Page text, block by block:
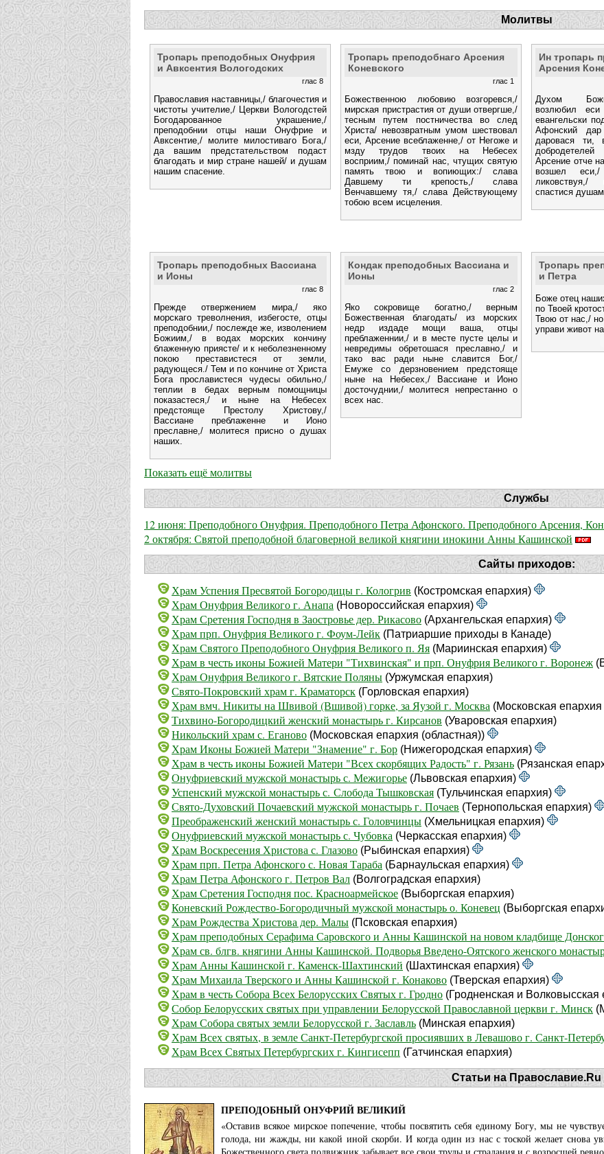
Молитвы
Тропарь преподобных Онуфрия
и Авксентия Вологодских
глас 8
Православия наставницы,/ благочестия и
чистоты учителие,/ Церкви Вологодстей
Богодарованное украшение,/
преподобнии отцы наши Онуфрие и
Авксентие,/ молите милостиваго Бога,/
да вашим предстательством подаст
благодать и мир стране нашей/ и душам
нашим спасение.
Тропарь преподобнаго Арсения
Коневского
глас 1
Божественною любовию возгоревся,/
мирская пристрастия от души отвергше,/
тесным путем постничества во след
Христа/ невозвратным умом шествовал
еси, Арсение всеблаженне,/ от Негоже и
мзду трудов твоих на Небесех
восприим,/ поминай нас, чтущих святую
память твою и вопиющих:/ слава
Давшему ти крепость,/ слава
Венчавшему тя,/ слава Действующему
тобою всем исцеления.
Ин тропарь
Арсения
Духом
возлюбил
евангельски
Афонский
даровася ти,
Арсение отче
возшел
спастися
Тропарь преподобных Вассиана
и Ионы
глас 8
Прежде отвержением мира,/ яко
морскаго треволнения, избегосте, отцы
преподобнии,/ послежде же, изволением
Божиим,/ в водах морских кончину
блаженную приясте/ и к неболезненному
покою преставистеся от земли,
радующеся./ Тем и по кончине от Христа
Бога прославистеся чудесы обильно,/
теплии в бедах верным помощницы
показастеся,/ и ныне на Небесех
предстояще Престолу Христову,/
Вассиане преблаженне и Ионо
преславне,/ молитеся присно о душах
наших.
Кондак преподобных Вассиана и
Ионы
глас 2
Яко сокровище богатно,/ верным
Божественная благодать/ из морских
недр издаде мощи ваша, отцы
преблаженнии,/ и в месте пусте целы и
невредимы обретошася преславно,/ и
тако вас ради ныне славится Бог,/
Емуже со дерзновением предстояще
ныне на Небесех,/ Вассиане и Ионо
досточуднии,/ молитеся непрестанно о
всех нас.
Тропарь
и Петра
Боже отец
по Твоей
Твою от нас,/
управи живот
Показать ещё молитвы
Службы
12 июня: Преподобного Онуфрия. Преподобного Петра Афонского. Преподобного Арсения,
2 октября: Святой преподобной благоверной великой княгини инокини Анны Кашинской
Сайты приходов:
Храм Успения Пресвятой Богородицы г. Кологрив (Костромская епархия)
Храм Онуфрия Великого г. Анапа (Новороссийская епархия)
Храм Сретения Господня в Заостровье дер. Рикасово (Архангельская епархия)
Храм прп. Онуфрия Великого г. Фоум-Лейк (Патриаршие приходы в Канаде)
Храм Святого Преподобного Онуфрия Великого п. Яя (Мариинская епархия)
Храм в честь иконы Божией Матери "Тихвинская" и прп. Онуфрия Великого г. Воронеж
Храм Онуфрия Великого г. Вятские Поляны (Уржумская епархия)
Свято-Покровский храм г. Краматорск (Горловская епархия)
Храм вмч. Никиты на Швивой (Вшивой) горке, за Яузой г. Москва (Московская епархия
Тихвино-Богородицкий женский монастырь г. Кирсанов (Уваровская епархия)
Никольский храм с. Еганово (Московская епархия (областная))
Храм Иконы Божией Матери "Знамение" г. Бор (Нижегородская епархия)
Храм в честь иконы Божией Матери "Всех скорбящих Радость" г. Рязань (Рязанская
Онуфриевский мужской монастырь с. Межигорье (Львовская епархия)
Успенский мужской монастырь с. Слобода Тышковская (Тульчинская епархия)
Свято-Духовский Почаевский мужской монастырь г. Почаев (Тернопольская епархия)
Преображенский женский монастырь с. Головчинцы (Хмельницкая епархия)
Онуфриевский мужской монастырь с. Чубовка (Черкасская епархия)
Храм Воскресения Христова с. Глазово (Рыбинская епархия)
Храм прп. Петра Афонского с. Новая Тараба (Барнаульская епархия)
Храм Петра Афонского г. Петров Вал (Волгоградская епархия)
Храм Сретения Господня пос. Красноармейское (Выборгская епархия)
Коневский Рождество-Богородичный мужской монастырь о. Коневец (Выборгская
Храм Рождества Христова дер. Малы (Псковская епархия)
Храм преподобных Серафима Саровского и Анны Кашинской на новом кладбище
Храм св. блгв. княгини Анны Кашинской. Подворья Введено-Оятского женского
Храм Анны Кашинской г. Каменск-Шахтинский (Шахтинская епархия)
Храм Михаила Тверского и Анны Кашинской г. Конаково (Тверская епархия)
Храм в честь Собора Всех Белорусских Святых г. Гродно (Гродненская и Волковысская
Собор Белорусских святых при управлении Белорусской Православной церкви г. Минск
Храм Собора святых земли Белорусской г. Заславль (Минская епархия)
Храм Всех святых, в земле Санкт-Петербургской просиявших в Левашово г. Санкт-
Храм Всех Святых Петербургских г. Кингисепп (Гатчинская епархия)
Статьи на Православие.Ru
ПРЕПОДОБНЫЙ ОНУФРИЙ ВЕЛИКИЙ
«Оставив всякое мирское попечение, чтобы посвятить себя единому Богу, мы не
голода, ни жажды, ни какой иной скорби. И когда один из нас с тоской желает снова